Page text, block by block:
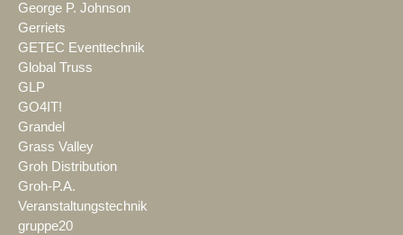
George P. Johnson
Gerriets
GETEC Eventtechnik
Global Truss
GLP
GO4IT!
Grandel
Grass Valley
Groh Distribution
Groh-P.A.
Veranstaltungstechnik
gruppe20